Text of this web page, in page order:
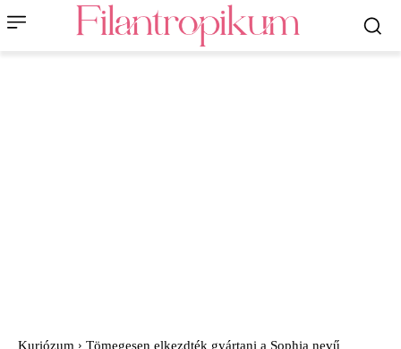
Kuriózum
Tömegesen elkezdték gyártani a Sophia nevű